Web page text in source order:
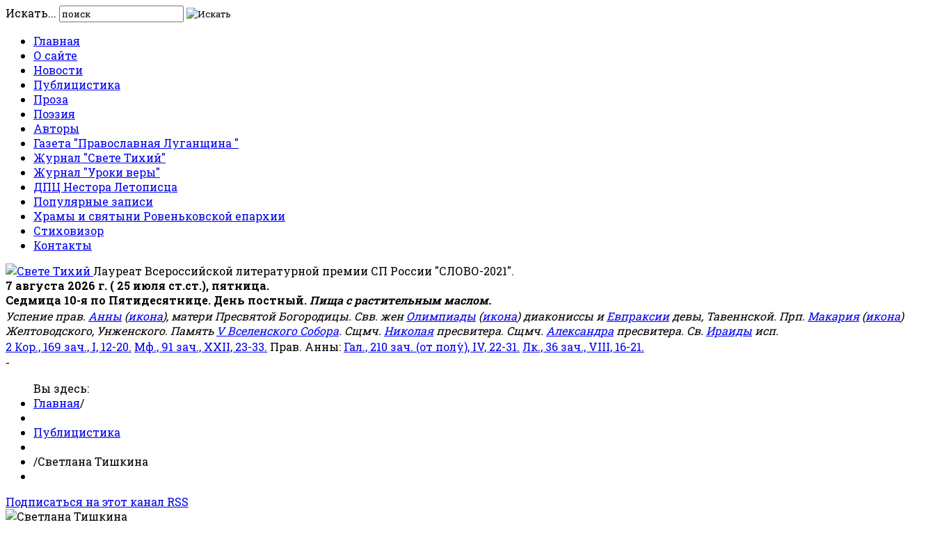
Искать...
Главная
О сайте
Новости
Публицистика
Проза
Поэзия
Авторы
Газета "Православная Луганщина "
Журнал "Свете Тихий"
Журнал "Уроки веры"
ДПЦ Нестора Летописца
Популярные записи
Храмы и святыни Ровеньковской епархии
Стиховизор
Контакты
Лауреат Всероссийской литературной премии СП России "СЛОВО-2021".
7 августа 2026 г. ( 25 июля ст.ст.), пятница.
Седмица 10-я по Пятидесятнице. День постный. Пища с растительным маслом.
Успение прав. Анны (икона), матери Пресвятой Богородицы. Свв. женОлимпиады (икона) диакониссы иЕвпраксиидевы, Тавеннской. Прп. Макария(икона)
Желтоводского, Унженского. Память V Вселенского Собора. Сщмч. Николаяпресвитера. Сщмч. Александра пресвитера. Св. Ираиды исп.
2 Кор., 169 зач., I, 12-20. Мф., 91 зач., XXII, 23-33. Прав. Анны: Гал., 210 зач. (от полу́), IV, 22-31. Лк., 36 зач., VIII, 16-21.
-
Вы здесь:
Главная/
Публицистика
/Светлана Тишкина
Подписаться на этот канал RSS